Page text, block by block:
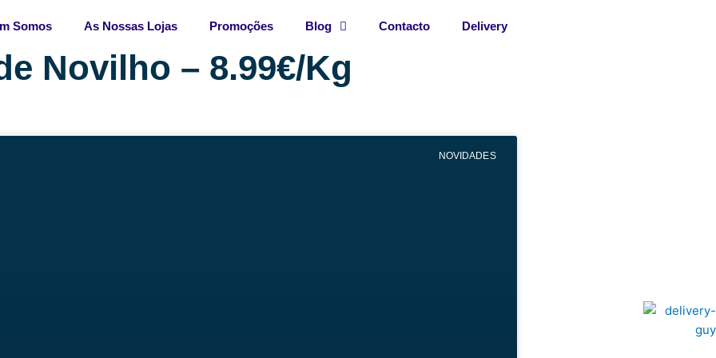
Somos As Nossas Lojas Promoções Blog Contacto Delivery
Novilho – 8.99€/Kg
NOVIDADES